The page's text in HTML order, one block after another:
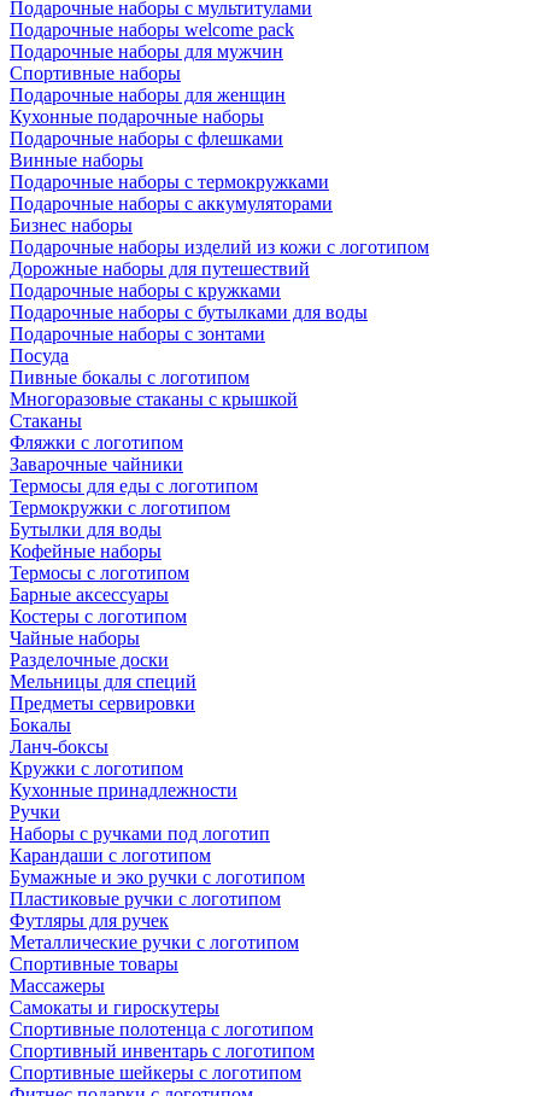
Подарочные наборы с мультитулами
Подарочные наборы welcome pack
Подарочные наборы для мужчин
Спортивные наборы
Подарочные наборы для женщин
Кухонные подарочные наборы
Подарочные наборы с флешками
Винные наборы
Подарочные наборы с термокружками
Подарочные наборы с аккумуляторами
Бизнес наборы
Подарочные наборы изделий из кожи с логотипом
Дорожные наборы для путешествий
Подарочные наборы с кружками
Подарочные наборы с бутылками для воды
Подарочные наборы с зонтами
Посуда
Пивные бокалы с логотипом
Многоразовые стаканы с крышкой
Стаканы
Фляжки с логотипом
Заварочные чайники
Термосы для еды с логотипом
Термокружки с логотипом
Бутылки для воды
Кофейные наборы
Термосы с логотипом
Барные аксессуары
Костеры с логотипом
Чайные наборы
Разделочные доски
Мельницы для специй
Предметы сервировки
Бокалы
Ланч-боксы
Кружки с логотипом
Кухонные принадлежности
Ручки
Наборы с ручками под логотип
Карандаши с логотипом
Бумажные и эко ручки с логотипом
Пластиковые ручки с логотипом
Футляры для ручек
Металлические ручки с логотипом
Спортивные товары
Массажеры
Самокаты и гироскутеры
Спортивные полотенца с логотипом
Спортивный инвентарь с логотипом
Спортивные шейкеры с логотипом